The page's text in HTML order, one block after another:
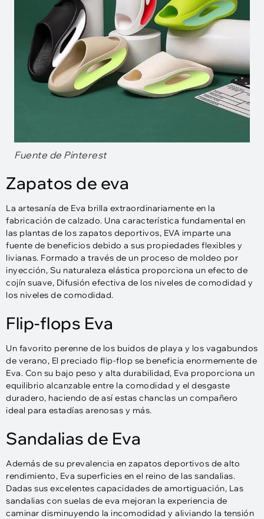
Fuente de Pinterest
Zapatos de eva
La artesanía de Eva brilla extraordinariamente en la
fabricación de calzado. Una característica fundamental en
las plantas de los zapatos deportivos, EVA imparte una
fuente de beneficios debido a sus propiedades flexibles y
livianas. Formado a través de un proceso de moldeo por
inyección, Su naturaleza elástica proporciona un efecto de
cojín suave, Difusión efectiva de los niveles de comodidad y
los niveles de comodidad.
Flip-flops Eva
Un favorito perenne de los buidos de playa y los vagabundos
de verano, El preciado flip-flop se beneficia enormemente de
Eva. Con su bajo peso y alta durabilidad, Eva proporciona un
equilibrio alcanzable entre la comodidad y el desgaste
duradero, haciendo de así estas chanclas un compañero
ideal para estadías arenosas y más.
Sandalias de Eva
Además de su prevalencia en zapatos deportivos de alto
rendimiento, Eva superficies en el reino de las sandalias.
Dadas sus excelentes capacidades de amortiguación, Las
sandalias con suelas de eva mejoran la experiencia de
caminar disminuyendo la incomodidad y aliviando la tensión